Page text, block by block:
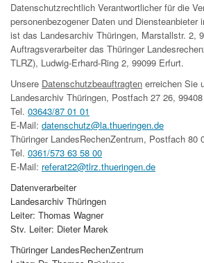
Datenschutzrechtlich Verantwortlicher für die
personenbezogener Daten und Diensteanbieter
ist das Landesarchiv Thüringen, Marstallstr. 2,
Auftragsverarbeiter das Thüringer
TLRZ), Ludwig-Erhard-Ring 2, 99099 Erfurt.
Unsere Datenschutzbeauftragten erreichen Sie
Landesarchiv Thüringen, Postfach 27 26,
Tel. 03643/87 01 01
E-Mail: datenschutz@la.thueringen.de
Thüringer LandesRechenZentrum, Postfach 80
Tel. 0361/573 63 58 00
E-Mail: referat22@tlrz.thueringen.de
Datenverarbeiter
Landesarchiv Thüringen
Leiter: Thomas Wagner
Stv. Leiter: Dieter Marek
Thüringer LandesRechenZentrum